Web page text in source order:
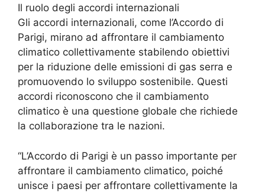
Il ruolo degli accordi internazionali
Gli accordi internazionali, come l’Accordo di
Parigi, mirano ad affrontare il cambiamento
climatico collettivamente stabilendo obiettivi
per la riduzione delle emissioni di gas serra e
promuovendo lo sviluppo sostenibile. Questi
accordi riconoscono che il cambiamento
climatico è una questione globale che richiede
la collaborazione tra le nazioni.
“L’Accordo di Parigi è un passo importante per
affrontare il cambiamento climatico, poiché
unisce i paesi per affrontare collettivamente la